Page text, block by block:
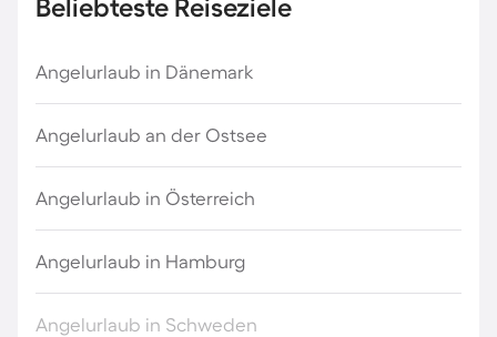
Beliebteste Reiseziele
Angelurlaub in Dänemark
Angelurlaub an der Ostsee
Angelurlaub in Österreich
Angelurlaub in Hamburg
Angelurlaub in Schweden